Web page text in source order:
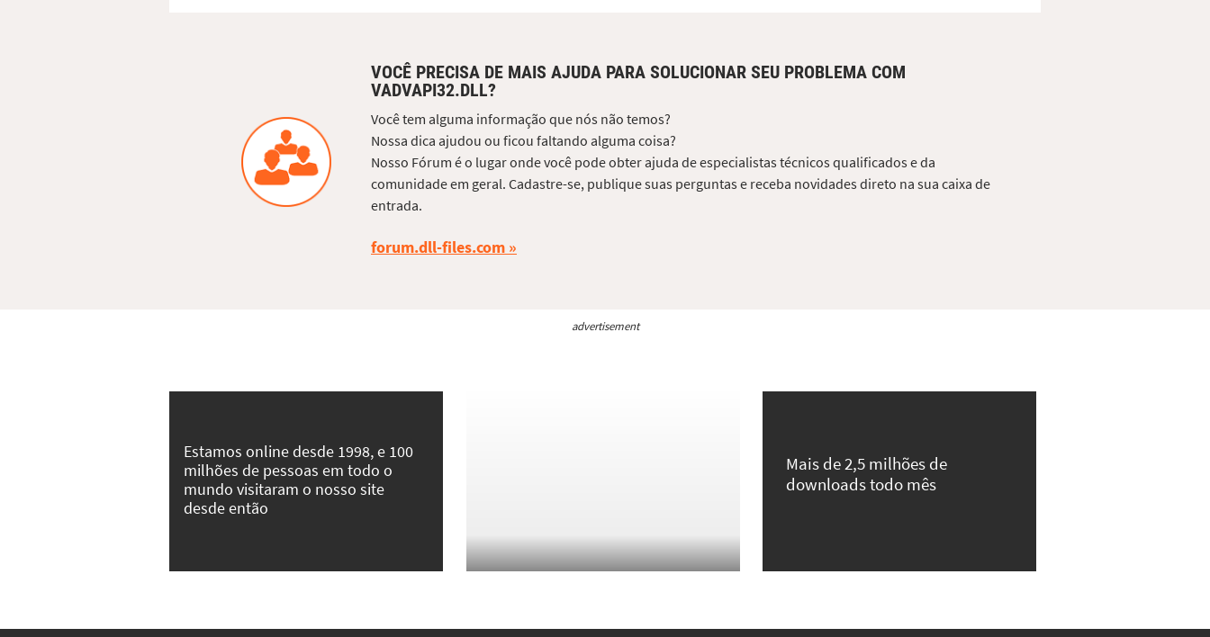
VOCÊ PRECISA DE MAIS AJUDA PARA SOLUCIONAR SEU PROBLEMA COM
VADVAPI32.DLL?
Você tem alguma informação que nós não temos?
Nossa dica ajudou ou ficou faltando alguma coisa?
Nosso Fórum é o lugar onde você pode obter ajuda de especialistas técnicos qualificados e da
comunidade em geral. Cadastre-se, publique suas perguntas e receba novidades direto na sua caixa de
entrada.
forum.dll-files.com
advertisement
Estamos online desde 1998, e 100
milhões de pessoas em todo o
mundo visitaram o nosso site
desde então
Mais de 2,5 milhões de
downloads todo mês